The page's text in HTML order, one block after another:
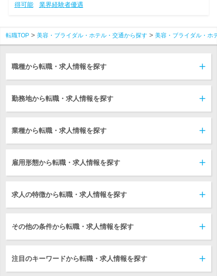
得可能
業界経験者優遇
転職TOP 美容・ブライダル・ホテル・交通から探す 美容・ブライダル・ホ
職種から転職・求人情報を探す
勤務地から転職・求人情報を探す
業種から転職・求人情報を探す
雇用形態から転職・求人情報を探す
求人の特徴から転職・求人情報を探す
その他の条件から転職・求人情報を探す
注目のキーワードから転職・求人情報を探す